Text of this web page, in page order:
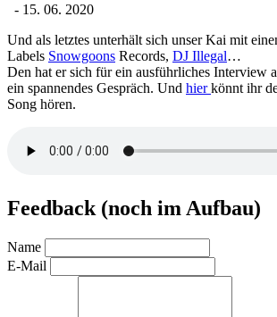
- 15. 06. 2020
Und als letztes unterhält sich unser Kai mit
Labels Snowgoons Records, DJ Illegal…
Den hat er sich für ein ausführliches Interview
ein spannendes Gespräch. Und hierkönnt ihr
Song hören.
Feedback (noch im Aufbau)
Name
E-Mail